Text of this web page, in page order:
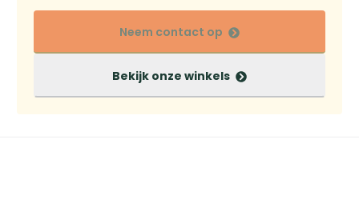
Neem contact op
Bekijk onze winkels